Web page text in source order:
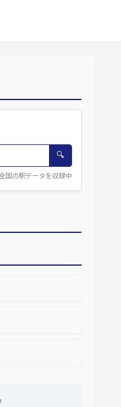
🔍
全国の駅データを収録中